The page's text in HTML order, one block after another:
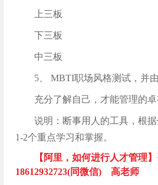
上三板
下三板
中三板
5、 MBTI职场风格测试，并
充分了解自己，才能管理的卓
说明：断事用人的工具，根
1-2个重点学习和掌握。
【阿里，如何进行人才管理
18612932723(同微信) 高老师